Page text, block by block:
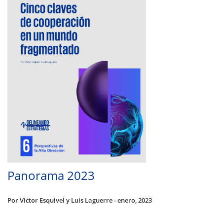
Panorama 2023
Por Víctor Esquivel y Luis Laguerre - enero, 2023